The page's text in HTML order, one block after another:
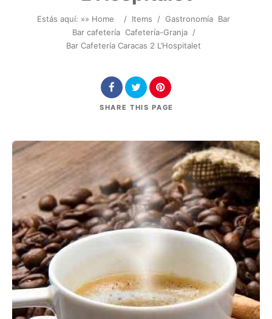
Estás aquí: »» Home / Items / Gastronomía Bar
Bar cafetería Cafetería-Granja /
Bar Cafetería Caracas 2 L’Hospitalet
SHARE THIS PAGE